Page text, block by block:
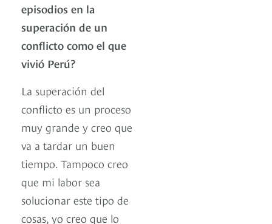
episodios en la
superación de un
conflicto como el que
vivió Perú?
La superación del
conflicto es un proceso
muy grande y creo que
va a tardar un buen
tiempo. Tampoco creo
que mi labor sea
solucionar este tipo de
cosas, yo creo que lo